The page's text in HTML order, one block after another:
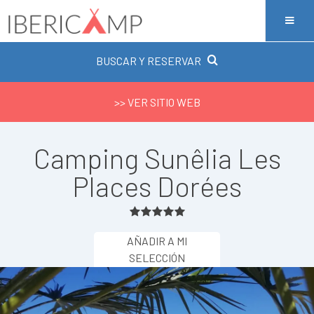
BUSCAR Y RESERVAR
>> VER SITIO WEB
Camping Sunêlia Les
Places Dorées
AÑADIR A MI
SELECCIÓN